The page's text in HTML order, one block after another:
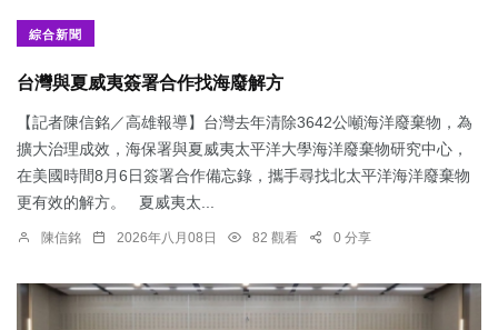
綜合新聞
台灣與夏威夷簽署合作找海廢解方
【記者陳信銘／高雄報導】台灣去年清除3642公噸海洋廢棄物，為
擴大治理成效，海保署與夏威夷太平洋大學海洋廢棄物研究中心，
在美國時間8月6日簽署合作備忘錄，攜手尋找北太平洋海洋廢棄物
更有效的解方。 夏威夷太...
陳信銘 2026年八月08日 82 觀看 0 分享